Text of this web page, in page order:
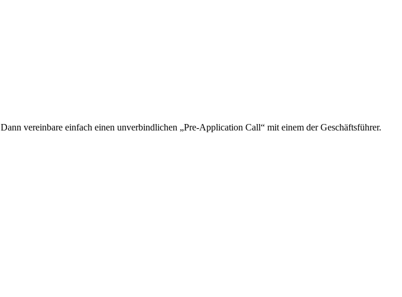
vereinbare einfach einen unverbindlichen „Pre-Application Call“ mit einem der Geschäftsführer.